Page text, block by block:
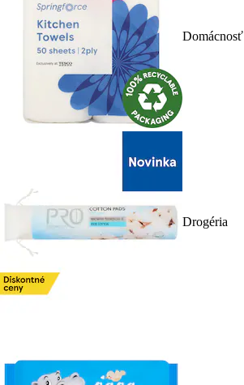
Domácnosť
Drogéria